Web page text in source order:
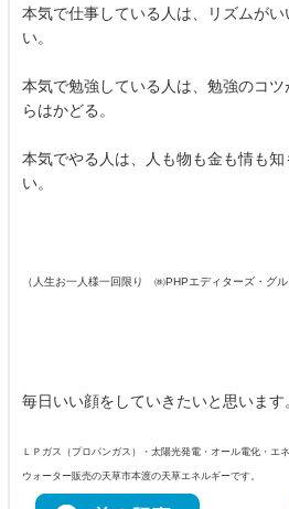
本気で仕事している人は、リズムが
い。
本気で勉強している人は、勉強のコ
らはかどる。
本気でやる人は、人も物も金も情も
い。
（人生お一人様一回限り ㈱PHPエディターズ・グル
毎日いい顔をしていきたいと思います
ＬＰガス（プロパンガス）・太陽光発電・オール電化・エ
ウォーター販売の天草市本渡の天草エネルギーです。